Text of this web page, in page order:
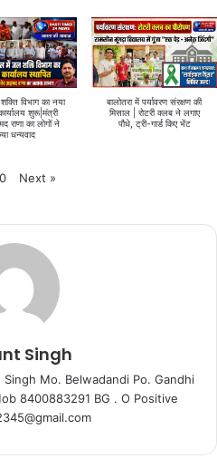
विभाग का नया
शुरू|मंत्री
राणा का लोगों ने
धन्यवाद
बालोतरा में पर्यावरण संरक्षण की
मिसाल | रोटरी क्लब ने लगाए
पौधे, ट्री-गार्ड किए भेंट
Next »
Singh
Mo. Belwadandi Po. Gandhi
8400883291 BG . O Positive